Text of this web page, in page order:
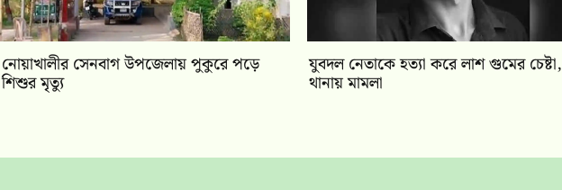
নোয়াখালীর সেনবাগ উপজেলায় পুকুরে পড়ে
শিশুর মৃত্যু
যুবদল নেতাকে হত্যা করে লাশ গুমের চেষ্টা,
থানায় মামলা